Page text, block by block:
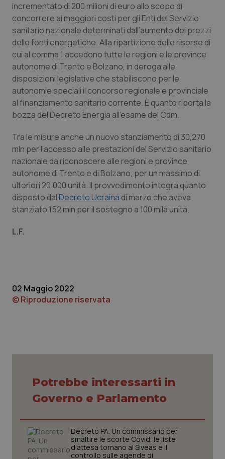
Calabria
Campania
Emilia-Romagna
Friuli Venezia Giulia
Lazio
Liguria
Lombardia
Marche
Provincia Autonoma di Trento
Sardegna
Sicilia
Umbria
Asma & BPCO
Car-T
Colesterolo & coronaropatie
Dermatite Atopica
Diabete & glucometri
Disturbi dell’umore
Dolore
Donna & Salute
Ipertensione & Scompenso
Malattia di Crohn & Rettocolite Ulcerosa
Neuroscienze & patologie neurodegenerative
Oftalmologia
incrementato di 200 milioni di euro allo scopo di
concorrere ai maggiori costi per gli Enti del Servizio
sanitario nazionale determinati dall’aumento dei prezzi
delle fonti energetiche. Alla ripartizione delle risorse di
cui al comma 1 accedono tutte le regioni e le province
autonome di Trento e Bolzano, in deroga alle
disposizioni legislative che stabiliscono per le
autonomie speciali il concorso regionale e provinciale
al finanziamento sanitario corrente. È quanto riporta la
bozza del Decreto Energia all’esame del Cdm.
Tra le misure anche un nuovo stanziamento di 30,270
mln per l’accesso alle prestazioni del Servizio sanitario
nazionale da riconoscere alle regioni e province
autonome di Trento e di Bolzano, per un massimo di
ulteriori 20.000 unità. Il provvedimento integra quanto
disposto dalDecreto Ucraina di marzo che aveva
stanziato 152 mln per il sostegno a 100 mila unità.
L.F.
02 Maggio 2022
© Riproduzione riservata
Potrebbe interessarti in
Governo e Parlamento
Decreto PA. Un commissario per
smaltire le scorte Covid, le liste
d’attesa tornano al Siveas e il
controllo sulle agende di